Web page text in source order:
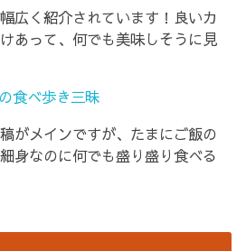
広く紹介されています！良いカ
あって、何でも美味しそうに見
食べ歩き三昧
がメインですが、たまにご飯の
身なのに何でも盛り盛り食べる